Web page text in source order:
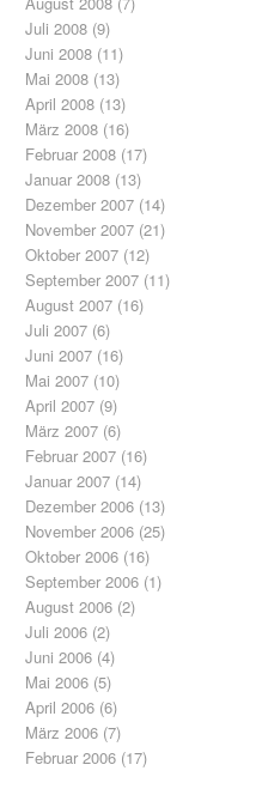
Juli 2008 (9)
Juni 2008 (11)
Mai 2008 (13)
April 2008 (13)
März 2008 (16)
Februar 2008 (17)
Januar 2008 (13)
Dezember 2007 (14)
November 2007 (21)
Oktober 2007 (12)
September 2007 (11)
August 2007 (16)
Juli 2007 (6)
Juni 2007 (16)
Mai 2007 (10)
April 2007 (9)
März 2007 (6)
Februar 2007 (16)
Januar 2007 (14)
Dezember 2006 (13)
November 2006 (25)
Oktober 2006 (16)
September 2006 (1)
August 2006 (2)
Juli 2006 (2)
Juni 2006 (4)
Mai 2006 (5)
April 2006 (6)
März 2006 (7)
Februar 2006 (17)